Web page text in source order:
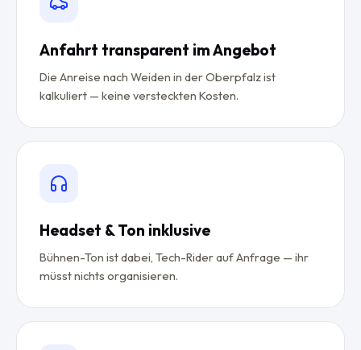
Anfahrt transparent im Angebot
Die Anreise nach Weiden in der Oberpfalz ist
kalkuliert — keine versteckten Kosten.
Headset & Ton inklusive
Bühnen-Ton ist dabei, Tech-Rider auf Anfrage — ihr
müsst nichts organisieren.